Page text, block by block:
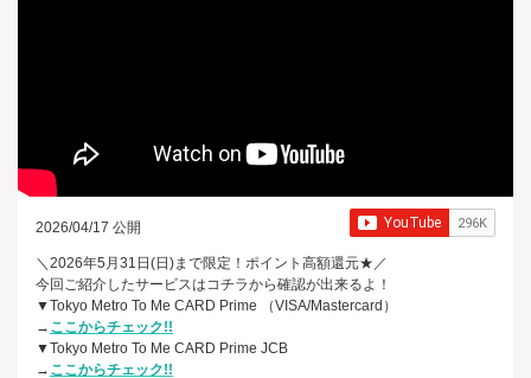
2026/04/17 公開
＼2026年5月31日(日)まで限定！ポイント高額還元★／
今回ご紹介したサービスはコチラから確認が出来るよ！
▼Tokyo Metro To Me CARD Prime （VISA/Mastercard）
→ ここからチェック!!
▼Tokyo Metro To Me CARD Prime JCB
→ ここからチェック!!